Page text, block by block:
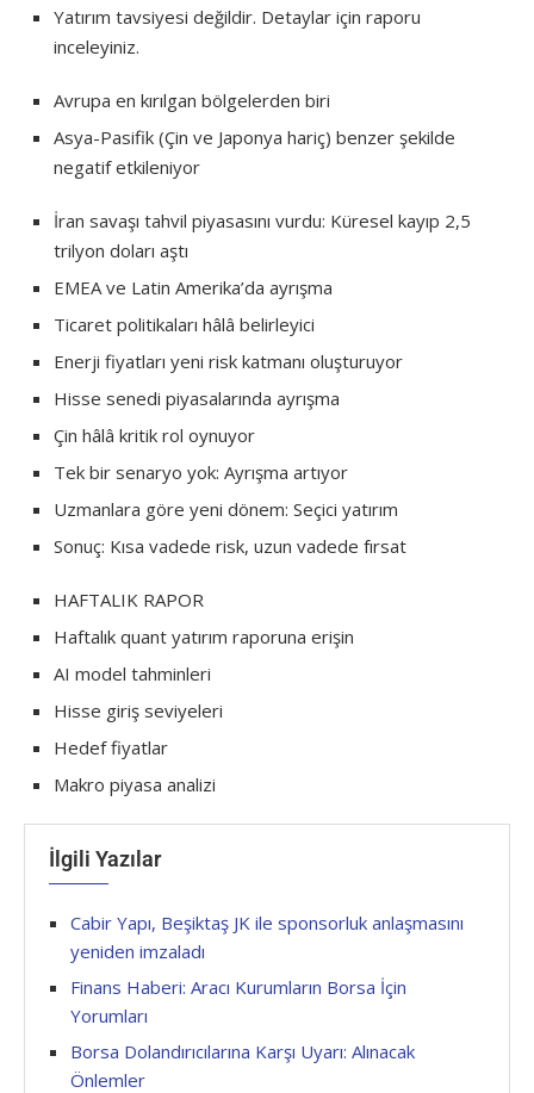
Yatırım tavsiyesi değildir. Detaylar için raporu
inceleyiniz.
Avrupa en kırılgan bölgelerden biri
Asya-Pasifik (Çin ve Japonya hariç) benzer şekilde
negatif etkileniyor
İran savaşı tahvil piyasasını vurdu: Küresel kayıp 2,5
trilyon doları aştı
EMEA ve Latin Amerika’da ayrışma
Ticaret politikaları hâlâ belirleyici
Enerji fiyatları yeni risk katmanı oluşturuyor
Hisse senedi piyasalarında ayrışma
Çin hâlâ kritik rol oynuyor
Tek bir senaryo yok: Ayrışma artıyor
Uzmanlara göre yeni dönem: Seçici yatırım
Sonuç: Kısa vadede risk, uzun vadede fırsat
HAFTALIK RAPOR
Haftalık quant yatırım raporuna erişin
AI model tahminleri
Hisse giriş seviyeleri
Hedef fiyatlar
Makro piyasa analizi
İlgili Yazılar
Cabir Yapı, Beşiktaş JK ile sponsorluk anlaşmasını
yeniden imzaladı
Finans Haberi: Aracı Kurumların Borsa İçin
Yorumları
Borsa Dolandırıcılarına Karşı Uyarı: Alınacak
Önlemler